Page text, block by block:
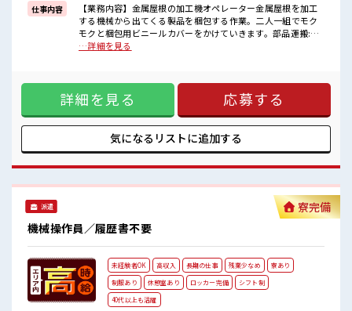
■職場の雰囲気
少人数の職場だから一緒に働く仲間との距離もグッと近い！
派手すぎなければ多少のヘアカラーもOKなのはウレシイPoint☆
仕事内容
【業務内容】金属屋根の加工機オペレーター金属屋根を加工
する機械から出てくる製品を梱包する作業。二人一組でモク
モクと梱包用ビニールカバーをかけていきます。部品運搬:台
車やハンドリフトを使うので、力仕事の負担は少なめです
髪型自由≫ 基本的に髪色自由で明るすぎたり奇抜でなければ
OKです！ (規定有)制服があると毎日の服選びに悩まずOK♪
≪未経験でも活躍できる≫ 新しいことにチャレンジするのは
不安だけど、 しっかり働く環境が整っています！ イチからス
キルUP・ステップUP目指していきましょう！ ≪様々なお仕
事をご提案≫ 一人で悩まず気軽に相談できる、 派遣のお仕事
の距離もグッと近い！ 派手すぎなければ多少のヘアカラーも
OKなのはウレシイPoint☆ 休憩室で楽しくおしゃべり！ スト
…詳細を見る
詳細を見る 応募する
気になるリストに追加する
派遣
機械操作員／履歴書不要
寮完備
未経験者OK 高収入 長期の仕事 残業少なめ
寮あり
制服あり
休憩室あり ロッカー完備
シフト制
40代以上も活躍